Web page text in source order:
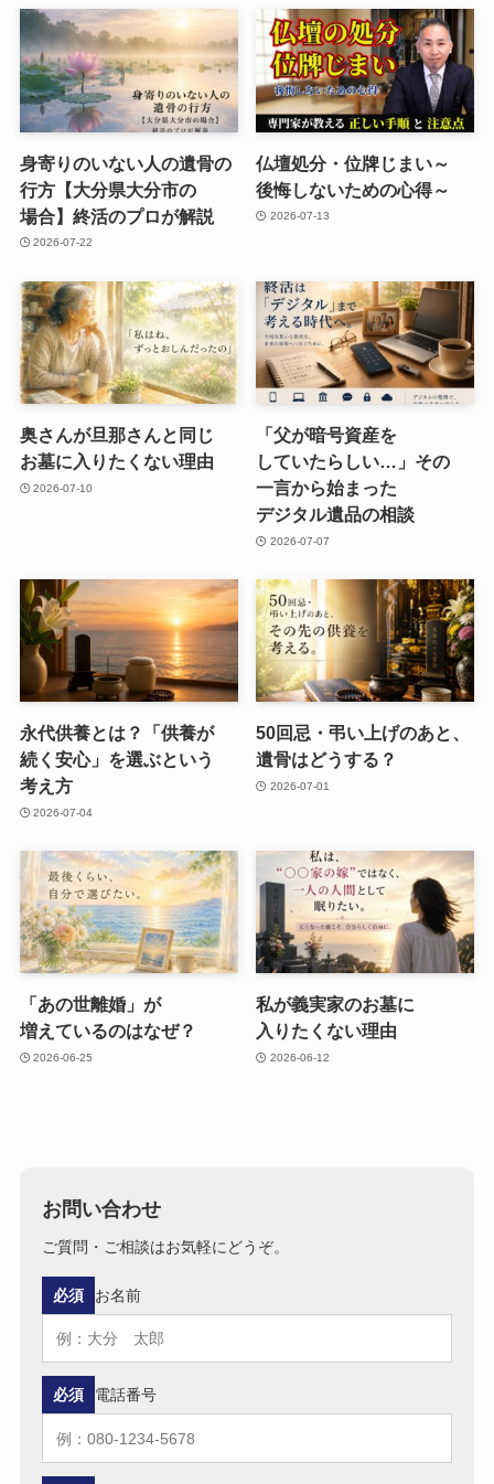
身寄りのいない​人の​遺骨の​
行方​【大分県大分市の​
場合】終活の​プロが​解説
2026-07-22
仏壇処分・位牌じまい​～
後悔しないための​心得～
2026-07-13
奥さんが​旦那さんと​同じ​
お墓に​入りたくない​理由
2026-07-10
「父が​暗号資産を​
していたらしい…」​その​
一言から​始まった​
デジタル遺品の​相談
2026-07-07
永代供養とは？​「供養が​
続く​安心」を​選ぶと​いう​
考え方
2026-07-04
50回忌・弔い​上げの​あと、​
遺骨は​どうする？
2026-07-01
「あの​世離婚」が​
増えているのは​なぜ？
2026-06-25
私が​義実家の​お墓に​
入りたくない​理由
2026-06-12
お問い合わせ
ご質問・ご相談はお気軽にどうぞ。
お名前
必須
電話番号
必須